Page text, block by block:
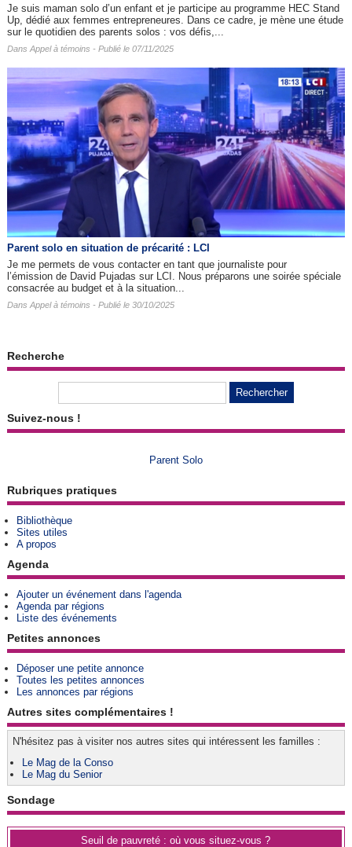
Je suis maman solo d’un enfant et je participe au programme HEC Stand
Up, dédié aux femmes entrepreneures. Dans ce cadre, je mène une étude
sur le quotidien des parents solos : vos défis,...
Dans Appel à témoins - Publié le 07/11/2025
Parent solo en situation de précarité : LCI
Je me permets de vous contacter en tant que journaliste pour
l’émission de David Pujadas sur LCI. Nous préparons une soirée spéciale
consacrée au budget et à la situation...
Dans Appel à témoins - Publié le 30/10/2025
Recherche
Suivez-nous !
Parent Solo
Rubriques pratiques
Bibliothèque
Sites utiles
A propos
Agenda
Ajouter un événement dans l'agenda
Agenda par régions
Liste des événements
Petites annonces
Déposer une petite annonce
Toutes les petites annonces
Les annonces par régions
Autres sites complémentaires !
N'hésitez pas à visiter nos autres sites qui intéressent les familles :
Le Mag de la Conso
Le Mag du Senior
Sondage
Seuil de pauvreté : où vous situez-vous ?